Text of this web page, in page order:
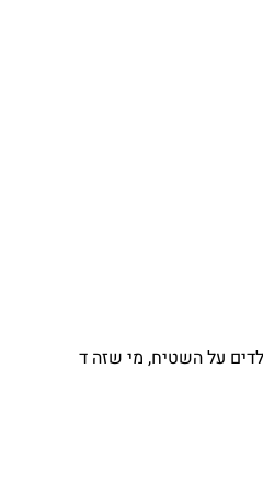
על השטיח, מי שזה ד